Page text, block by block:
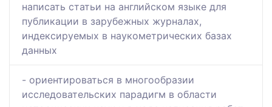
написать статьи на английском языке для
публикации в зарубежных журналах,
индексируемых в наукометрических базах
данных
- ориентироваться в многообразии
исследовательских парадигм в области